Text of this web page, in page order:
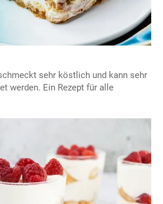
sehr köstlich und kann sehr
werden. Ein Rezept für alle